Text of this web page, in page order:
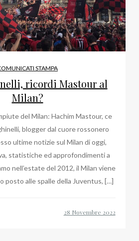
STAMPA
ricordi Mastour al
Milan?
del Milan: Hachim Mastour, ce
blogger dal cuore rossonero
ultime notizie sul Milan di oggi,
statistiche ed approfondimenti a
nell’estate del 2012, il Milan viene
posto alle spalle della Juventus, […]